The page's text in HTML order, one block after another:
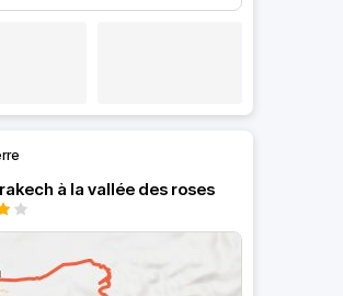
à la vallée des roses